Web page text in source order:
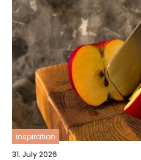
inspiration
31. July 2026